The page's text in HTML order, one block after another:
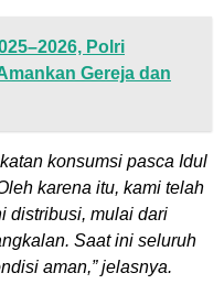
Polri
Gereja dan
konsumsi pasca Idul
karena itu, kami telah
distribusi, mulai dari
Saat ini seluruh
aman,” jelasnya.